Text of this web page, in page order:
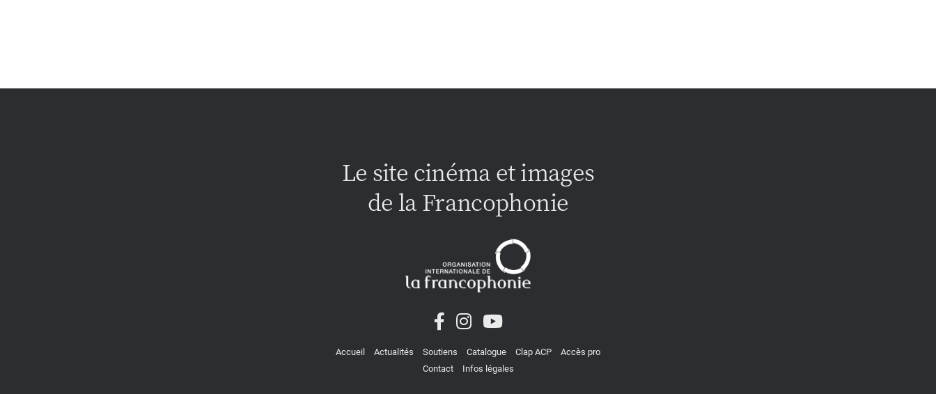
Le site cinéma et images
de la Francophonie
Accueil Actualités Soutiens Catalogue Clap ACP
Accès pro
Contact
Infos légales